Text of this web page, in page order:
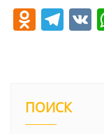
O
kl
T
a
V
ПОИСК